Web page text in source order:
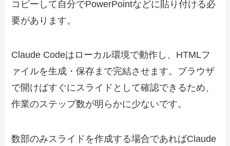
コピーして自分でPowerPointなどに貼り付ける必
要があります。
Claude Codeはローカル環境で動作し、HTMLフ
ァイルを生成・保存まで完結させます。ブラウザ
で開けばすぐにスライドとして確認できるため、
作業のステップ数が明らかに少ないです。
数部のみスライドを作成する場合であればClaude